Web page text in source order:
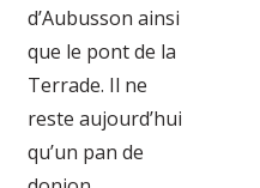
d’Aubusson ainsi
que le pont de la
Terrade. Il ne
reste aujourd’hui
qu’un pan de